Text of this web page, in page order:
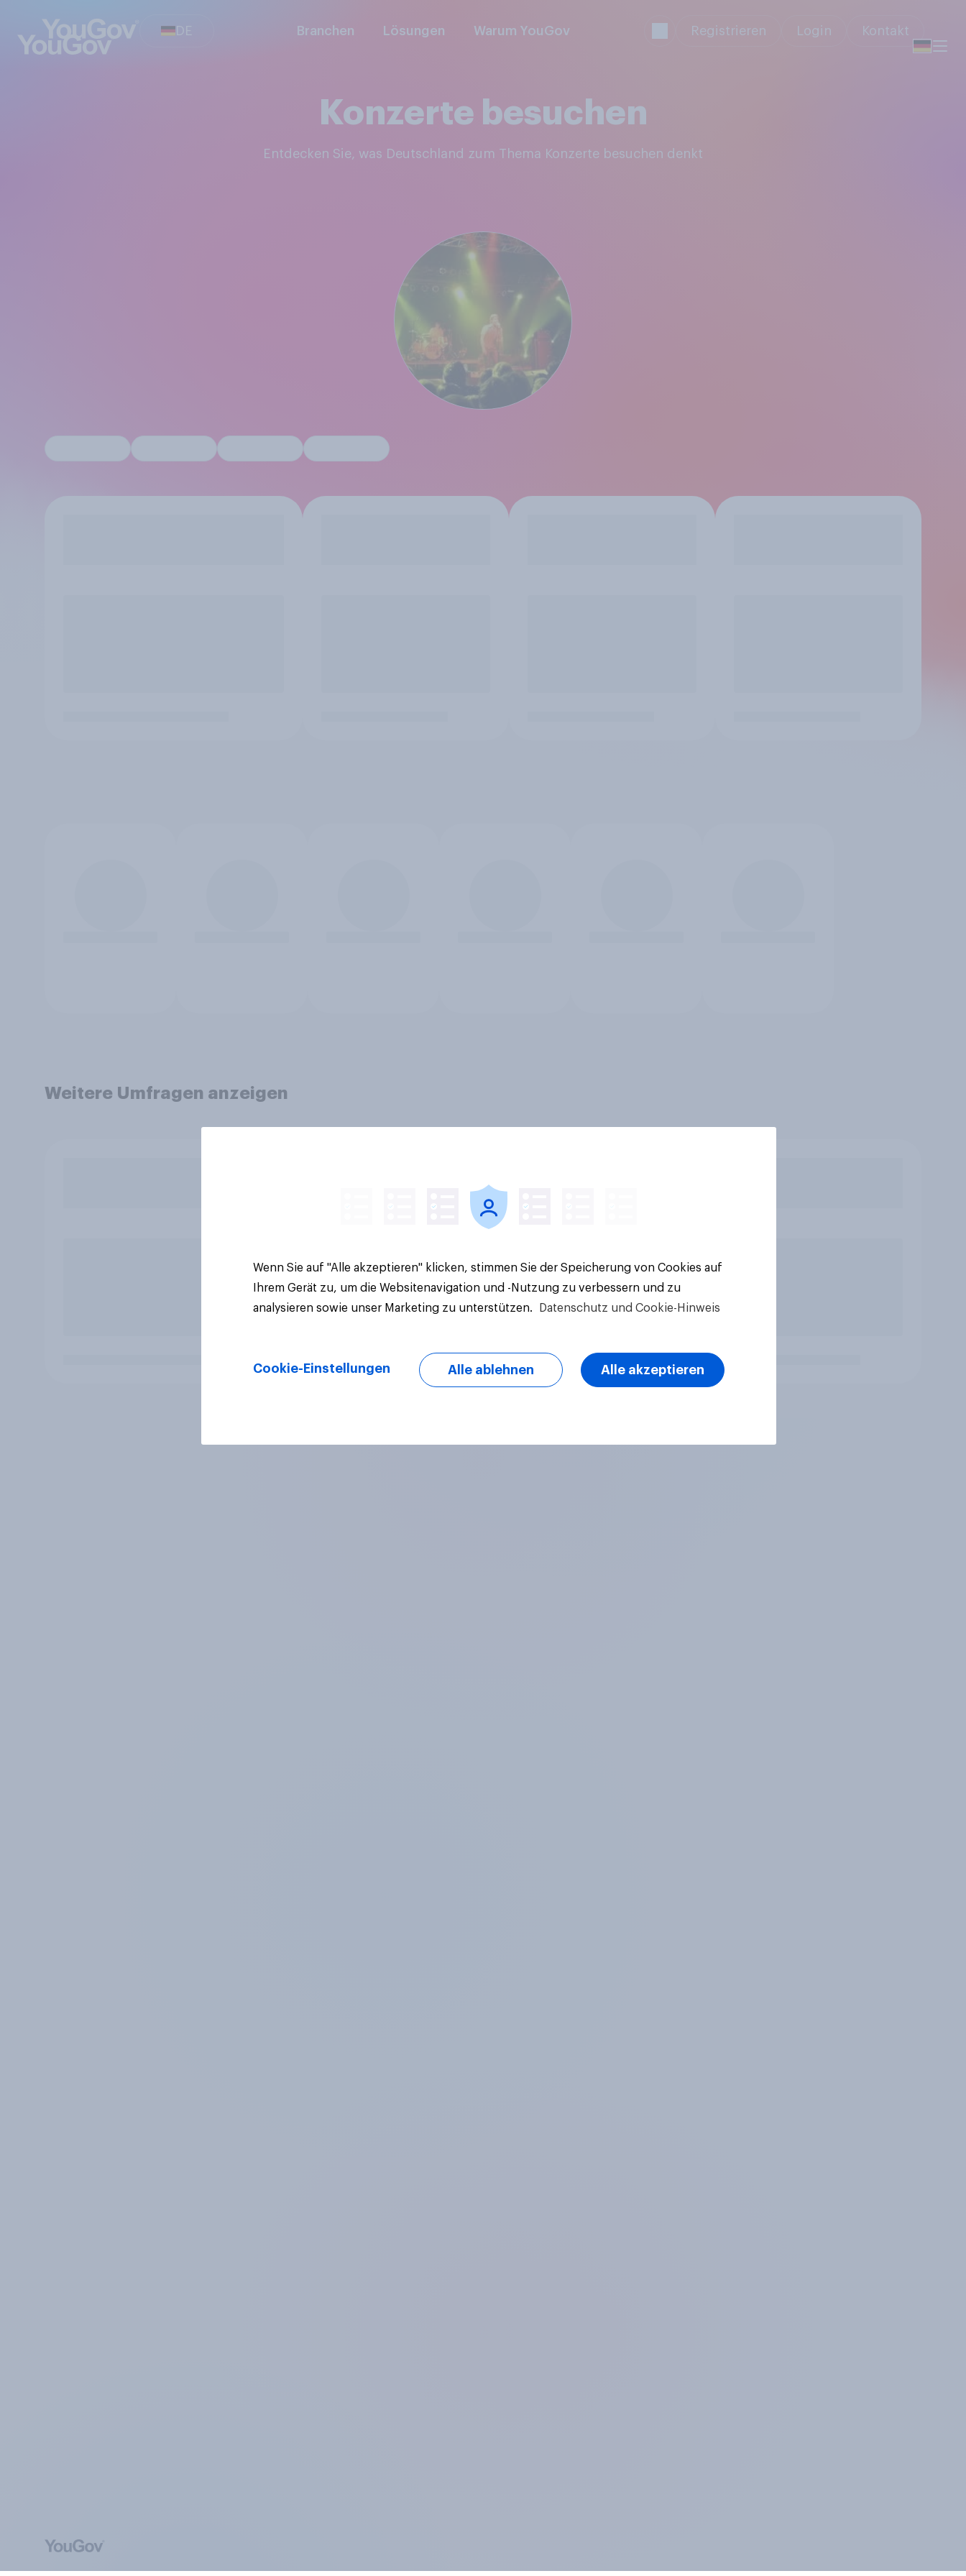
DE Branchen Lösungen Warum YouGov Registrieren Login Kontakt
Konzerte besuchen
Entdecken Sie, was Deutschland zum Thema Konzerte besuchen denkt
Weitere Umfragen anzeigen
Wenn Sie auf "Alle akzeptieren" klicken, stimmen Sie der Speicherung von Cookies auf
Ihrem Gerät zu, um die Websitenavigation und -Nutzung zu verbessern und zu
analysieren sowie unser Marketing zu unterstützen.
Datenschutz und Cookie-Hinweis
Cookie-Einstellungen Alle ablehnen Alle akzeptieren